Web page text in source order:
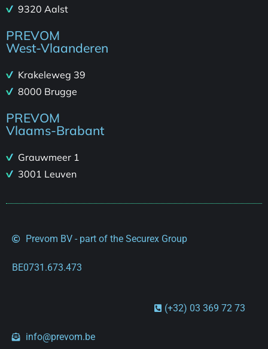
9320 Aalst
PREVOM
West-Vlaanderen
Krakeleweg 39
8000 Brugge
PREVOM
Vlaams-Brabant
Grauwmeer 1
3001 Leuven
Prevom BV - part of the Securex Group
BE0731.673.473
(+32) 03 369 72 73
info@prevom.be